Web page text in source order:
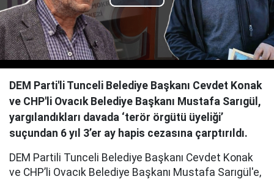
Play
Video
DEM Parti'li Tunceli Belediye Başkanı Cevdet Konak
ve CHP'li Ovacık Belediye Başkanı Mustafa Sarıgül,
yargılandıkları davada ‘terör örgütü üyeliği’
suçundan 6 yıl 3’er ay hapis cezasına çarptırıldı.
DEM Partili Tunceli Belediye Başkanı Cevdet Konak
ve CHP’li Ovacık Belediye Başkanı Mustafa Sarıgül'e,